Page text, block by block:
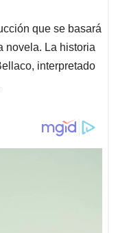
que se basará
novela. La historia
interpretado